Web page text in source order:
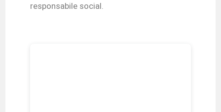
responsabile social.